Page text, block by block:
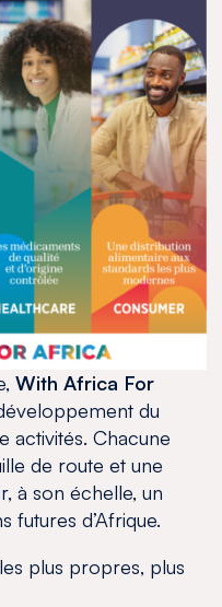
With Africa For
du
activités. Chacune
de route et une
à son échelle, un
futures d’Afrique.
plus propres, plus